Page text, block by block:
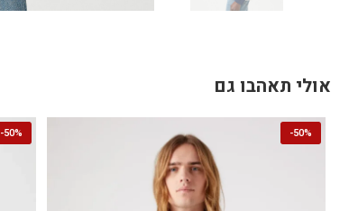
אולי תאהבו גם
50%
-
50%
-